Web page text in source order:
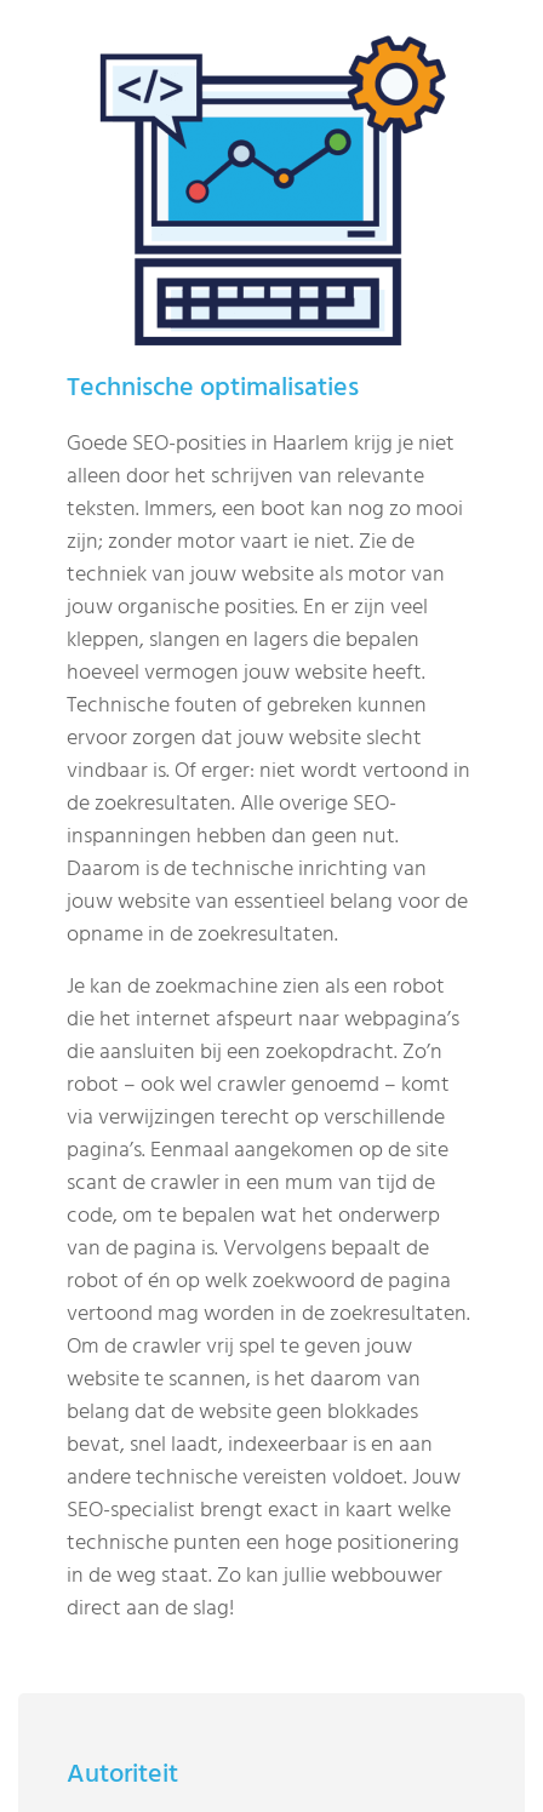
Technische optimalisaties
Goede SEO-posities in Haarlem krijg je niet
alleen door het schrijven van relevante
teksten. Immers, een boot kan nog zo mooi
zijn; zonder motor vaart ie niet. Zie de
techniek van jouw website als motor van
jouw organische posities. En er zijn veel
kleppen, slangen en lagers die bepalen
hoeveel vermogen jouw website heeft.
Technische fouten of gebreken kunnen
ervoor zorgen dat jouw website slecht
vindbaar is. Of erger: niet wordt vertoond in
de zoekresultaten. Alle overige SEO-
inspanningen hebben dan geen nut.
Daarom is de technische inrichting van
jouw website van essentieel belang voor de
opname in de zoekresultaten.
Je kan de zoekmachine zien als een robot
die het internet afspeurt naar webpagina’s
die aansluiten bij een zoekopdracht. Zo’n
robot – ook wel crawler genoemd – komt
via verwijzingen terecht op verschillende
pagina’s. Eenmaal aangekomen op de site
scant de crawler in een mum van tijd de
code, om te bepalen wat het onderwerp
van de pagina is. Vervolgens bepaalt de
robot of én op welk zoekwoord de pagina
vertoond mag worden in de zoekresultaten.
Om de crawler vrij spel te geven jouw
website te scannen, is het daarom van
belang dat de website geen blokkades
bevat, snel laadt, indexeerbaar is en aan
andere technische vereisten voldoet. Jouw
SEO-specialist brengt exact in kaart welke
technische punten een hoge positionering
in de weg staat. Zo kan jullie webbouwer
direct aan de slag!
Autoriteit